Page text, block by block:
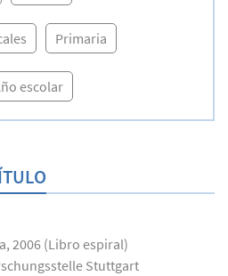
Primaria
escolar
2006 (Libro espiral)
Stuttgart